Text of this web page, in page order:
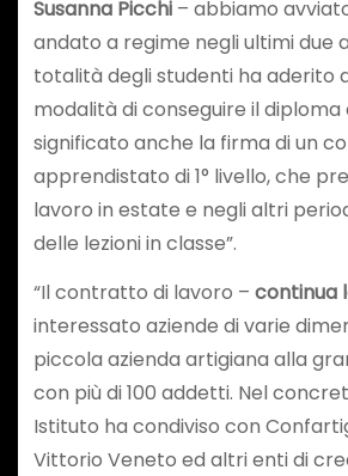
Susanna Picchi– abbiamo
andato a regime negli ultimi due
totalità degli studenti ha aderito
modalità di conseguire il diploma
significato anche la firma di un
apprendistato di 1° livello, che
lavoro in estate e negli altri
delle lezioni in classe”.
“Il contratto di lavoro – continua
interessato aziende di varie
piccola azienda artigiana alla
con più di 100 addetti. Nel
Istituto ha condiviso con
Vittorio Veneto ed altri enti di